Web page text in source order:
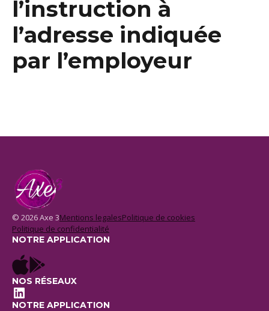
l’instruction à
l’adresse indiquée
par l’employeur
© 2026 Axe 3Mentions legalesPolitique de cookies
Politique de confidentialité
NOTRE APPLICATION
NOS RÉSEAUX
LinkedIn
NOTRE APPLICATION